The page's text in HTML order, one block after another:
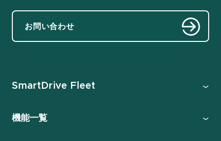
お問い合わせ
SmartDrive Fleet
機能一覧